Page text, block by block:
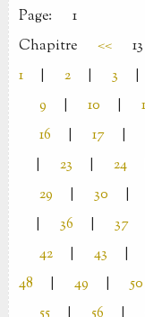
Page:
1
Chapitre
<< 13
1
2 3
9
10
16
17
23 24
29
30
36 37
42
43
48
49 50